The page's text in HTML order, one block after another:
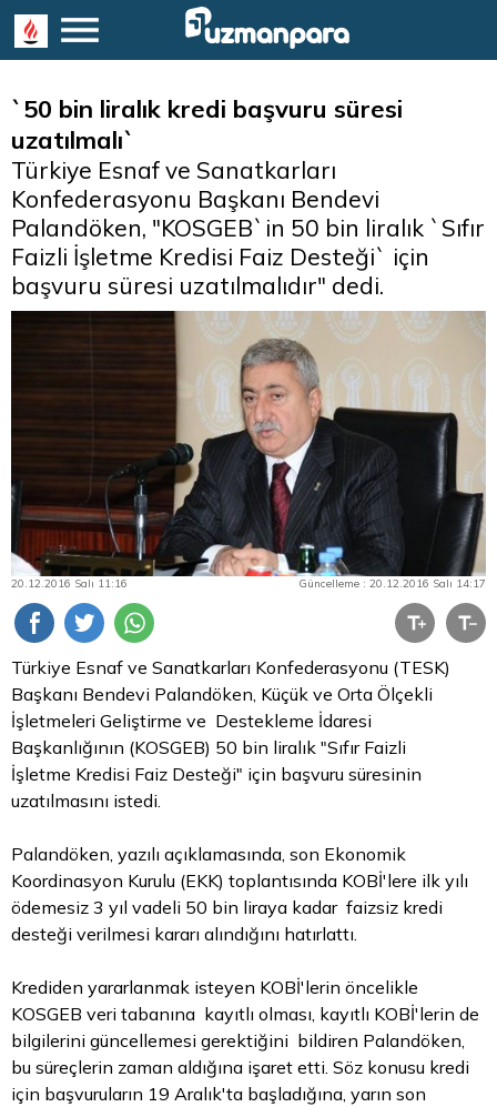
`50 bin liralık kredi başvuru süresi
uzatılmalı`
Türkiye Esnaf ve Sanatkarları
Konfederasyonu Başkanı Bendevi
Palandöken, "KOSGEB`in 50 bin liralık `Sıfır
Faizli İşletme Kredisi Faiz Desteği` için
başvuru süresi uzatılmalıdır" dedi.
20.12.2016 Salı 11:16 Güncelleme : 20.12.2016 Salı 14:17
Türkiye Esnaf ve Sanatkarları Konfederasyonu (TESK)
Başkanı Bendevi Palandöken, Küçük ve Orta Ölçekli
İşletmeleri Geliştirme ve Destekleme İdaresi
Başkanlığının (KOSGEB) 50 bin liralık "Sıfır Faizli
İşletme Kredisi Faiz Desteği" için başvuru süresinin
uzatılmasını istedi.
Palandöken, yazılı açıklamasında, son Ekonomik
Koordinasyon Kurulu (EKK) toplantısında KOBİ'lere ilk yılı
ödemesiz 3 yıl vadeli 50 bin liraya kadar faizsiz kredi
desteği verilmesi kararı alındığını hatırlattı.
Krediden yararlanmak isteyen KOBİ'lerin öncelikle
KOSGEB veri tabanına kayıtlı olması, kayıtlı KOBİ'lerin de
bilgilerini güncellemesi gerektiğini bildiren Palandöken,
bu süreçlerin zaman aldığına işaret etti. Söz konusu kredi
için başvuruların 19 Aralık'ta başladığına, yarın son